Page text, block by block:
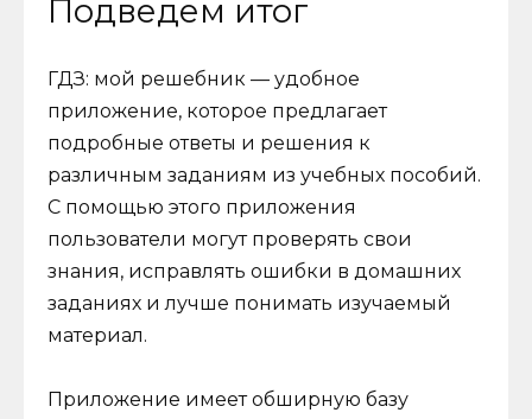
Подведем итог
ГДЗ: мой решебник — удобное
приложение, которое предлагает
подробные ответы и решения к
различным заданиям из учебных пособий.
С помощью этого приложения
пользователи могут проверять свои
знания, исправлять ошибки в домашних
заданиях и лучше понимать изучаемый
материал.
Приложение имеет обширную базу